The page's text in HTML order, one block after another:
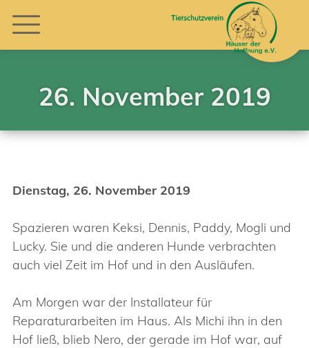
26. November 2019
Dienstag, 26. November 2019
Spazieren waren Keksi, Dennis, Paddy, Mogli und
Lucky. Sie und die anderen Hunde verbrachten
auch viel Zeit im Hof und in den Ausläufen.
Am Morgen war der Installateur für
Reparaturarbeiten im Haus. Als Michi ihn in den
Hof ließ, blieb Nero, der gerade im Hof war, auf